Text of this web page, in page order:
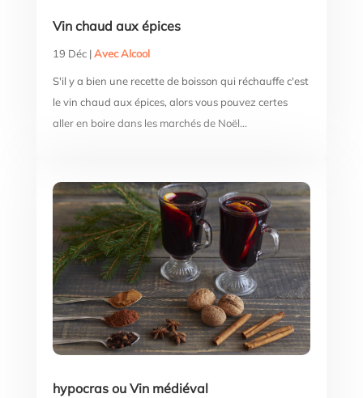
Vin chaud aux épices
19 Déc|Avec Alcool
S'il y a bien une recette de boisson qui réchauffe c'est
le vin chaud aux épices, alors vous pouvez certes
aller en boire dans les marchés de Noël...
hypocras ou Vin médiéval